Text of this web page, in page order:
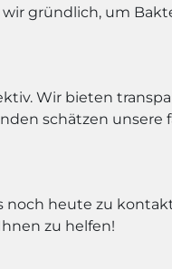
gründlich, um
Wir bieten
schätzen unsere
heute zu
zu helfen!